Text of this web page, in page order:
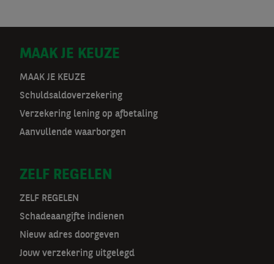
D
o
o
r
a
t
n
a
MAAK JE KEUZE
MAAK JE KEUZE
Schuldsaldoverzekering
Verzekering lening op afbetaling
Aanvullende waarborgen
ZELF REGELEN
ZELF REGELEN
Schadeaangifte indienen
Nieuw adres doorgeven
Jouw verzekering uitgelegd